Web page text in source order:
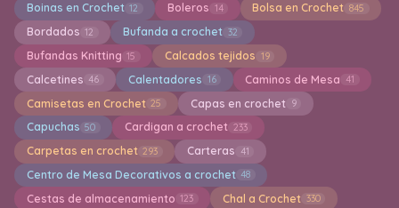
Boinas en Crochet 12 Boleros 14 Bolsa en Crochet 845
Bordados 12 Bufanda a crochet 32
Bufandas Knitting 15 Calcados tejidos 19
Calcetines 46 Calentadores 16 Caminos de Mesa 41
Camisetas en Crochet 25 Capas en crochet 9
Capuchas 50 Cardigan a crochet 233
Carpetas en crochet 293 Carteras 41
Centro de Mesa Decorativos a crochet 48
Cestas de almacenamiento 123 Chal a Crochet 330